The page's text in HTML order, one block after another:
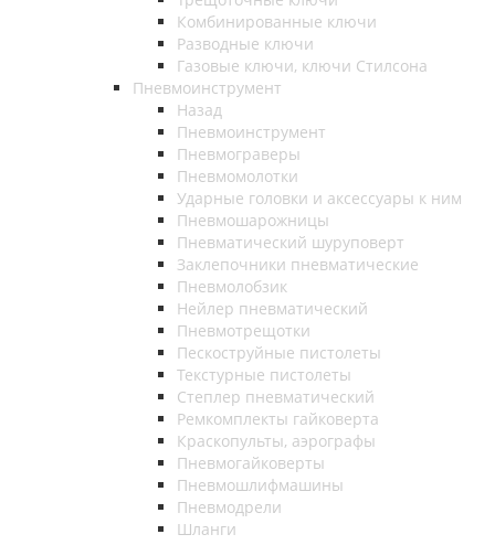
Комбинированные ключи
Разводные ключи
Газовые ключи, ключи Стилсона
Пневмоинструмент
Назад
Пневмоинструмент
Пневмограверы
Пневмомолотки
Ударные головки и аксессуары к ним
Пневмошарожницы
Пневматический шуруповерт
Заклепочники пневматические
Пневмолобзик
Нейлер пневматический
Пневмотрещотки
Пескоструйные пистолеты
Текстурные пистолеты
Степлер пневматический
Ремкомплекты гайковерта
Краскопульты, аэрографы
Пневмогайковерты
Пневмошлифмашины
Пневмодрели
Шланги